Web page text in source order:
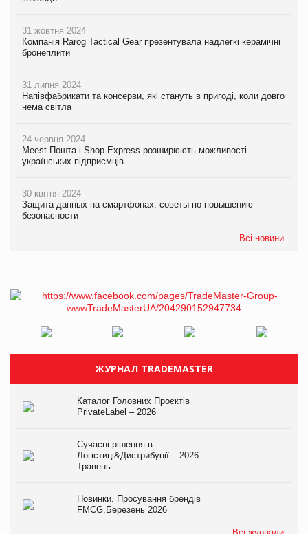
31 жовтня 2024
Компанія Rarog Tactical Gear презентувала надлегкі керамічні
бронеплити
31 липня 2024
Напівфабрикати та консерви, які стануть в пригоді, коли довго
нема світла
24 червня 2024
Meest Пошта і Shop-Express розширюють можливості
українських підприємців
30 квітня 2024
Защита данных на смартфонах: советы по повышению
безопасности
Всі новини
ЖУРНАЛ TRADEMASTER
Каталог Головних Проєктів
PrivateLabel – 2026
Сучасні рішення в
Логістиці&Дистрибуції – 2026.
Травень
Новинки. Просування брендів
FMCG.Березень 2026